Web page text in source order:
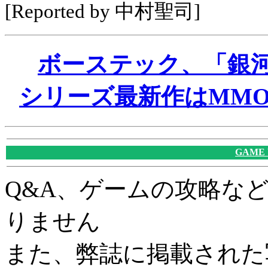
[Reported by 中村聖司]
ボーステック、「銀
シリーズ最新作は
GAME
Q&A、ゲームの攻略な
りません
また、弊誌に掲載され